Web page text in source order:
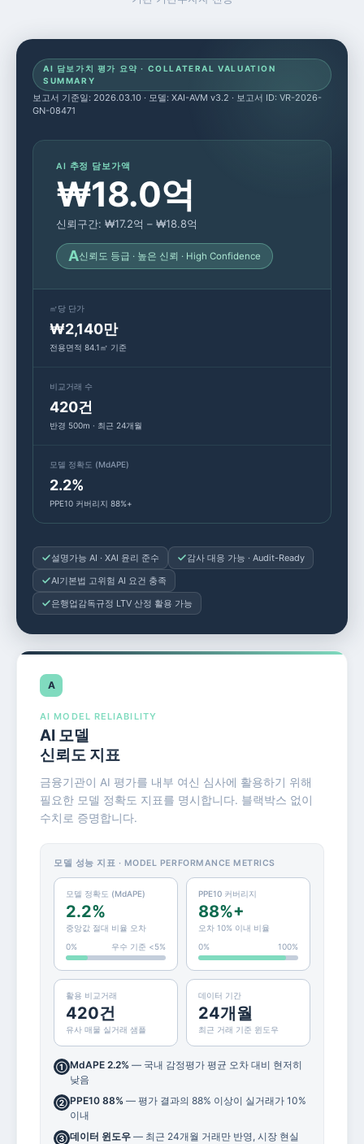
AI 담보가치 평가 요약 · COLLATERAL VALUATION
SUMMARY
보고서 기준일: 2026.03.10 · 모델: XAI-AVM v3.2 · 보고서 ID: VR-2026-
GN-08471
AI 추정 담보가액
₩18.0억
신뢰구간: ₩17.2억 – ₩18.8억
A신뢰도 등급 · 높은 신뢰 · High Confidence
㎡당 단가
₩2,140만
전용면적 84.1㎡ 기준
비교거래 수
420건
반경 500m · 최근 24개월
모델 정확도 (MdAPE)
2.2%
PPE10 커버리지 88%+
설명가능 AI · XAI 윤리 준수
감사 대응 가능 · Audit-Ready
AI기본법 고위험 AI 요건 충족
은행업감독규정 LTV 산정 활용 가능
A
AI MODEL RELIABILITY
AI 모델
신뢰도 지표
금융기관이 AI 평가를 내부 여신 심사에 활용하기 위해
필요한 모델 정확도 지표를 명시합니다. 블랙박스 없이
수치로 증명합니다.
모델 성능 지표 · MODEL PERFORMANCE METRICS
모델 정확도 (MdAPE)
2.2%
중앙값 절대 비율 오차
0%
우수 기준 <5%
PPE10 커버리지
88%+
오차 10% 이내 비율
0%
100%
활용 비교거래
420건
유사 매물 실거래 샘플
데이터 기간
24개월
최근 거래 기준 윈도우
① MdAPE 2.2% — 국내 감정평가 평균 오차 대비 현저히
낮음
② PPE10 88% — 평가 결과의 88% 이상이 실거래가 10%
이내
③ 데이터 윈도우 — 최근 24개월 거래만 반영, 시장 현실